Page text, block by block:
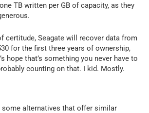
TB written per GB of capacity, as they
certitude, Seagate will recover data from
for the first three years of ownership,
hope that’s something you never have to
counting on that. I kid. Mostly.
some alternatives that offer similar